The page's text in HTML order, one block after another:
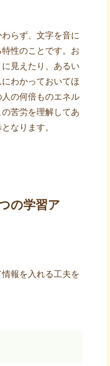
らず、文字を音に
性のことです。お
見えたり、あるい
わかっておいてほ
の何倍ものエネル
苦労を理解してあ
なります。
の学習ア
報を入れる工夫を